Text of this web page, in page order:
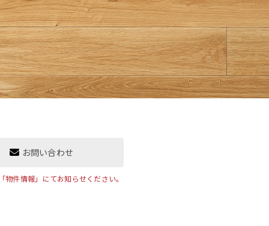
お問い合わせ
件情報」にてお知らせください。